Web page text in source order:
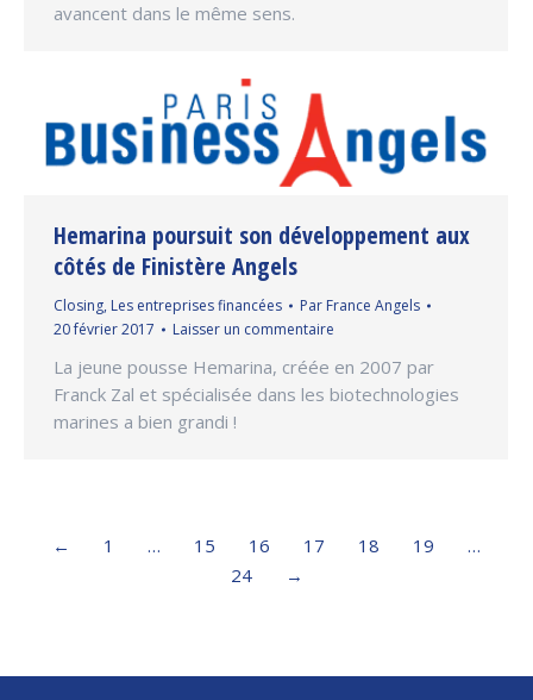
avancent dans le même sens.
Hemarina poursuit son développement aux
côtés de Finistère Angels
Closing, Les entreprises financées Par France Angels
20 février 2017
Laisser un commentaire
La jeune pousse Hemarina, créée en 2007 par
Franck Zal et spécialisée dans les biotechnologies
marines a bien grandi !
← 1 … 15 16 17 18 19
…
24
→